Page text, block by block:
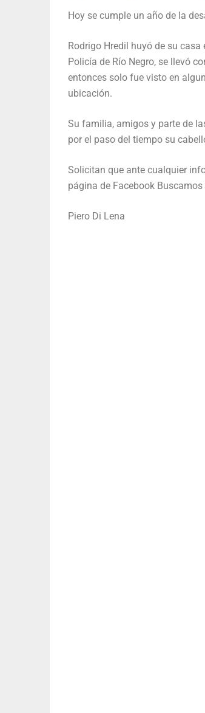
Hoy se cumple un año de la
Rodrigo Hredil huyó de su
Policía de Río Negro, se llevó
entonces solo fue visto en
ubicación.
Su familia, amigos y parte de
por el paso del tiempo su
Solicitan que ante cualquier
página de Facebook Buscamos
Piero Di Lena